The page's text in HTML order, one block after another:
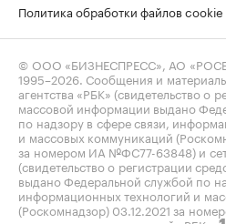
Политика обработки файлов cookie
© ООО «БИЗНЕСПРЕСС», АО
1995–2026 . Сообщения и
агентства «РБК» (свидетельство о
массовой информации выдано
по надзору в сфере связи,
и массовых коммуникаций
за номером ИА №ФС77-63848) и
(свидетельство о регистрации
выдано Федеральной службой по
информационных технологий и
(Роскомнадзор) 03.12.2021 за